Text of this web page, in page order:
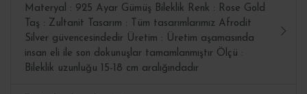
Materyal : 925 Ayar Gümüş Bileklik Renk : Rose Gold
Taş : Zultanit Tasarım : Tüm tasarımlarımız Afrodit
Silver güvencesindedir Üretim : Üretim aşamasında
insan eli ile son dokunuşlar tamamlanmıştır Ölçü :
Bileklik uzunluğu 15-18 cm aralığındadır